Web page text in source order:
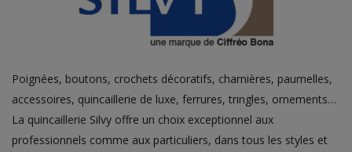
Poignées, boutons, crochets décoratifs, charnières, paumelles,
accessoires, quincaillerie de luxe, ferrures, tringles, ornements…
La quincaillerie Silvy offre un choix exceptionnel aux
professionnels comme aux particuliers, dans tous les styles et